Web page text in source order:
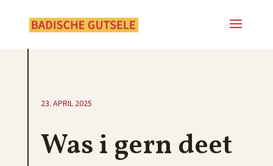
23. APRIL 2025
Was i gern deet